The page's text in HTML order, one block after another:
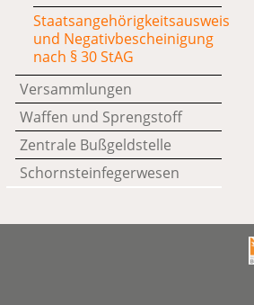
Staatsangehörigkeitsausweis
und Negativbescheinigung
nach § 30 StAG
Versammlungen
Waffen und Sprengstoff
Zentrale Bußgeldstelle
Schornsteinfegerwesen